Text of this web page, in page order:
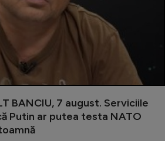
BANCIU, 7 august. Serviciile
Putin ar putea testa NATO